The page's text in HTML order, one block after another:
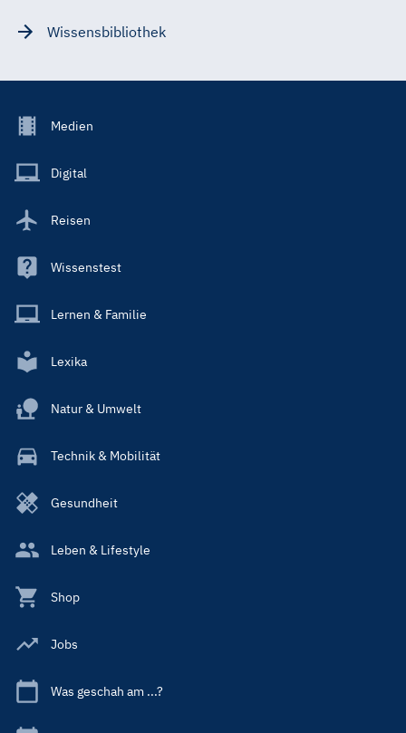
Wissensbibliothek
Footer
Main
Medien
Digital
Reisen
Wissenstest
Lernen & Familie
Lexika
Natur & Umwelt
Technik & Mobilität
Gesundheit
Leben & Lifestyle
Shop
Jobs
Was geschah am ...?